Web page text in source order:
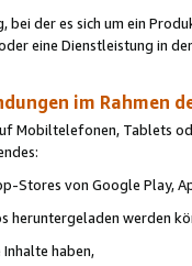
der es sich um ein
eine Dienstleistung in
im Rahmen
Mobiltelefonen, Tablets
Stores von Google Play,
heruntergeladen werden
haben,